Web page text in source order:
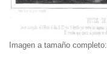
Imagen a tamaño completo: